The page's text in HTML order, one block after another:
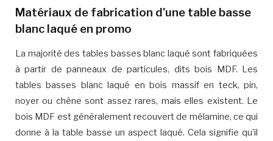
Matériaux de fabrication d’une table basse
blanc laqué en promo
La majorité des tables basses blanc laqué sont fabriquées
à partir de panneaux de particules, dits bois MDF. Les
tables basses blanc laqué en bois massif en teck, pin,
noyer ou chêne sont assez rares, mais elles existent. Le
bois MDF est généralement recouvert de mélamine, ce qui
donne à la table basse un aspect laqué. Cela signifie qu’il